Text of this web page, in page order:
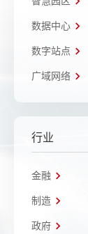
数据中心
数字站点
广域网络
行业
金融
制造
政府